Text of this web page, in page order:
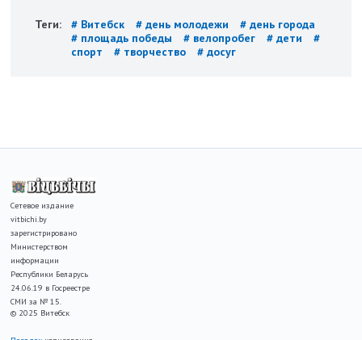
Теги: # Витебск # день молодежи
# день города
# площадь победы
# велопробег # дети
#
спорт
# творчество # досуг
Сетевое издание
vitbichi.by
зарегистрировано
Министерством
информации
Республики Беларусь
24.06.19 в Госреестре
СМИ за № 15.
© 2025 Витебск